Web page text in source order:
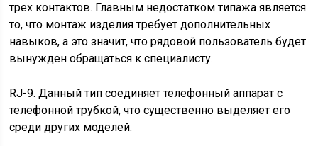
трех контактов. Главным недостатком типажа является
то, что монтаж изделия требует дополнительных
навыков, а это значит, что рядовой пользователь будет
вынужден обращаться к специалисту.
RJ-9. Данный тип соединяет телефонный аппарат с
телефонной трубкой, что существенно выделяет его
среди других моделей.